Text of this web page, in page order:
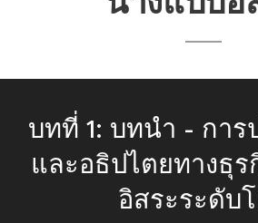
บทที่ 1: บทนำ - กา
และอธิปไตยทางธุ
อิสระระดับ